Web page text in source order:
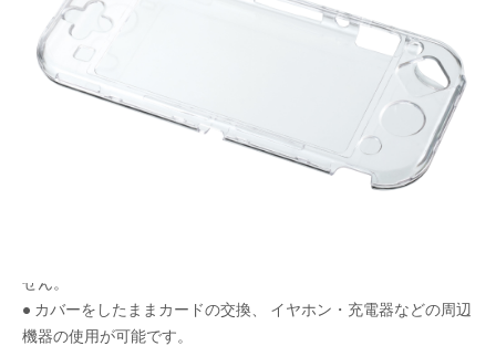
丈夫なポリカーボネート製
メーカー希望小売価格：
¥1,830 + 税
せん。
● カバーをしたままカードの交換、 イヤホン・充電器などの周辺
機器の使用が可能です。